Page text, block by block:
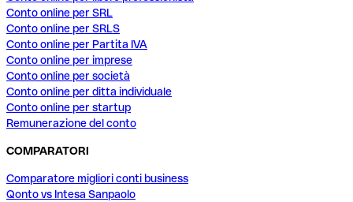
Conto online per SRL
Conto online per SRLS
Conto online per Partita IVA
Conto online per imprese
Conto online per società
Conto online per ditta individuale
Conto online per startup
Remunerazione del conto
COMPARATORI
Comparatore migliori conti business
Qonto vs Intesa Sanpaolo